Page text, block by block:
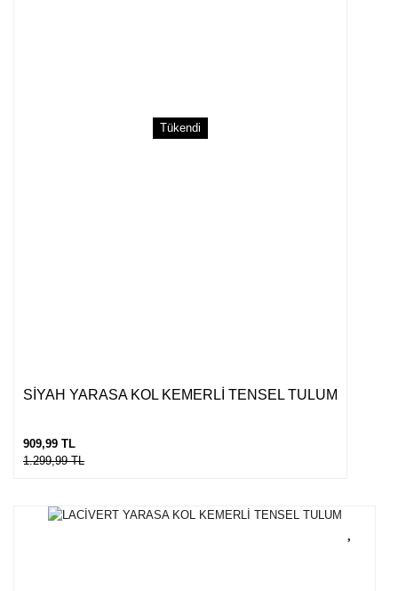
Tükendi
SİYAH YARASA KOL KEMERLİ TENSEL TULUM
909,99 TL
1.299,99 TL